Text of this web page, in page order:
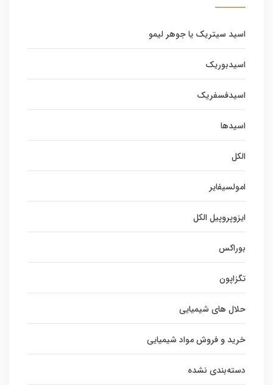
اسید سیتریک یا جوهر لیمو
اسیدبوریک
اسیدفسفریک
اسیدها
الکل
امولسیفایر
ایزوپروپیل الکل
بوراکس
تگزاپون
حلال های شیمیایی
خرید و فروش مواد شیمیایی
دسته‌بندی نشده